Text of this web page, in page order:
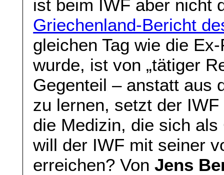
ist beim IWF aber nicht
Griechenland-Bericht
gleichen Tag wie die
wurde, ist von „tätiger
Gegenteil – anstatt aus
zu lernen, setzt der
die Medizin, die sich
will der IWF mit seiner
erreichen? VonJens